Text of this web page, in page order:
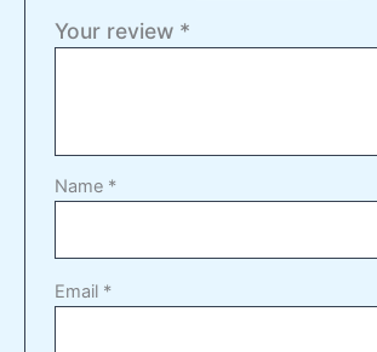
Your review *
Name *
Email *